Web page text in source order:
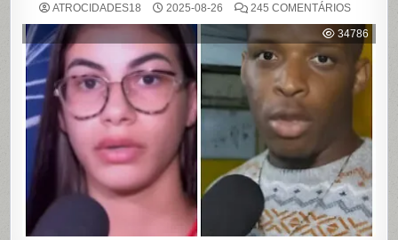
ATROCIDADES18 2025-08-26 245 COMENTÁRIOSEM
ACUSA
DE
UBER
DE
EM
DE
VÍDEOS
ÍNTIMOS
EM
BAHIA
34786